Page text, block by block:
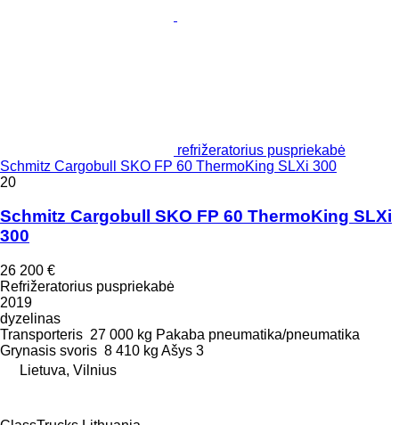
refrižeratorius puspriekabė
Schmitz Cargobull SKO FP 60 ThermoKing SLXi 300
20
Schmitz Cargobull SKO FP 60 ThermoKing SLXi
300
26 200 €
Refrižeratorius puspriekabė
2019
dyzelinas
Transporteris 27 000 kg Pakaba pneumatika/pneumatika
Grynasis svoris 8 410 kg Ašys 3
Lietuva, Vilnius